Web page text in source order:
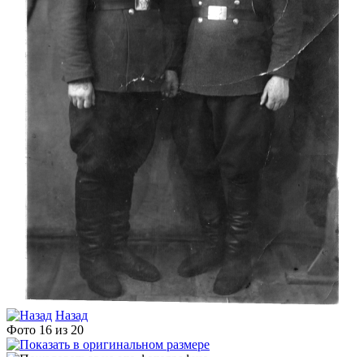
Назад
Фото 16 из 20